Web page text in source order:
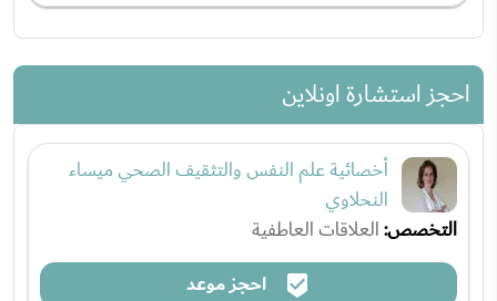
احجز استشارة اونلاين
أخصائية علم النفس والتثقيف الصحي ميساء
النحلاوي
التخصص:العلاقات العاطفية
احجز موعد